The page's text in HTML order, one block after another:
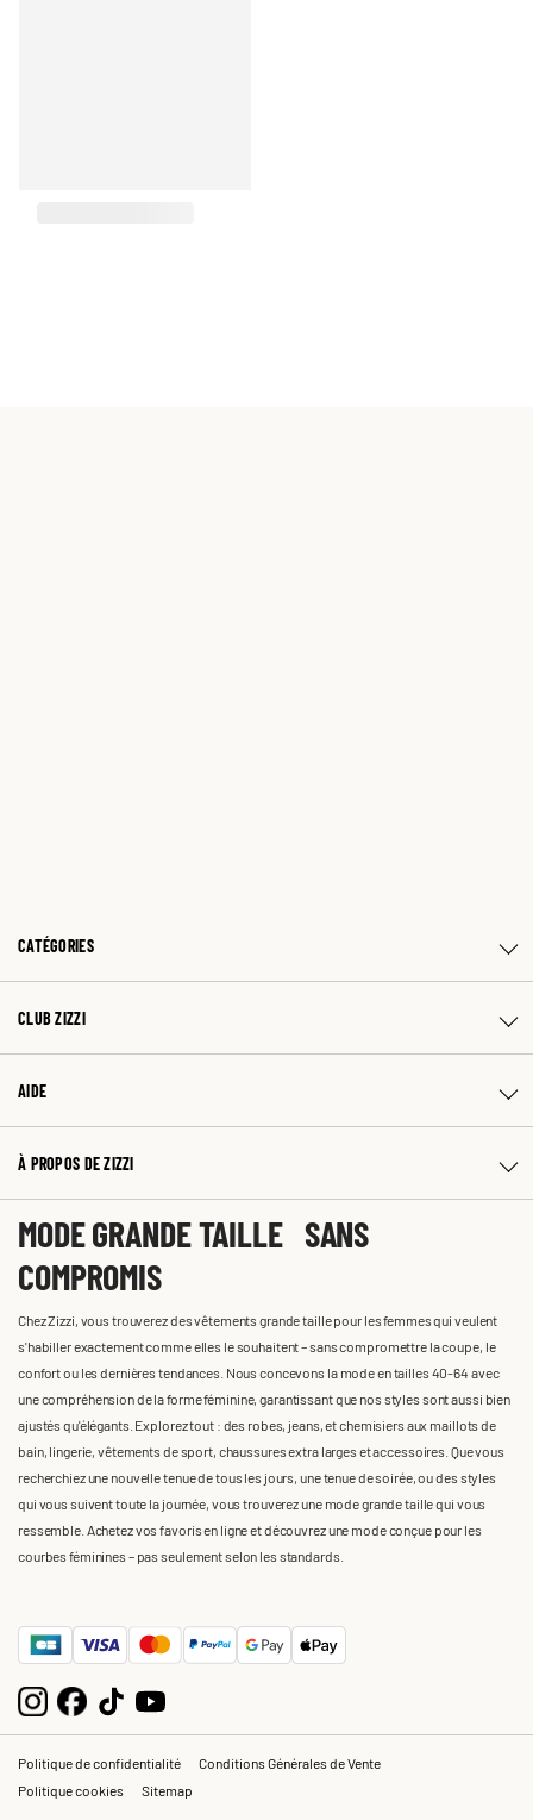
CATÉGORIES
CLUB ZIZZI
AIDE
À PROPOS DE ZIZZI
MODE GRANDE TAILLE SANS
COMPROMIS
Chez Zizzi, vous trouverez des vêtements grande taille pour les femmes qui veulent
s'habiller exactement comme elles le souhaitent – sans compromettre la coupe, le
confort ou les dernières tendances. Nous concevons la mode en tailles 40-64 avec
une compréhension de la forme féminine, garantissant que nos styles sont aussi bien
ajustés qu'élégants. Explorez tout : des robes, jeans, et chemisiers aux maillots de
bain, lingerie, vêtements de sport, chaussures extra larges et accessoires. Que vous
recherchiez une nouvelle tenue de tous les jours, une tenue de soirée, ou des styles
qui vous suivent toute la journée, vous trouverez une mode grande taille qui vous
ressemble. Achetez vos favoris en ligne et découvrez une mode conçue pour les
courbes féminines – pas seulement selon les standards.
Politique de confidentialité
Conditions Générales de Vente
Politique cookies
Sitemap